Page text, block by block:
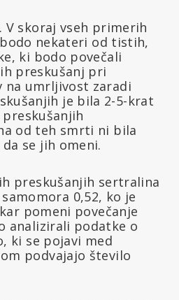
skoraj vseh primerih
nekateri od tistih,
ki bodo povečali
preskušanj pri
na umrljivost zaradi
je bila 2-5-krat
od teh smrti ni bila
se jih omeni.
preskušanjih sertralina
0,52, ko je
pomeni povečanje
analizirali podatke o
ki se pojavi med
podvajajo število